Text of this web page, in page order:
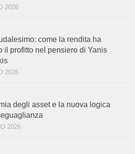
2026
come la rendita ha
il profitto nel pensiero di Yanis
2026
degli asset e la nuova logica
2026